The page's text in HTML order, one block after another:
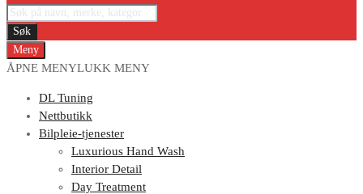
Søk
Meny
ÅPNE MENYLUKK MENY
DL Tuning
Nettbutikk
Bilpleie-tjenester
Luxurious Hand Wash
Interior Detail
Day Treatment